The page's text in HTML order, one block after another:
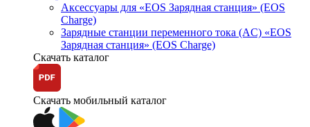
Аксессуары для «EOS Зарядная станция» (EOS
Charge)
Зарядные станции переменного тока (AC) «EOS
Зарядная станция» (EOS Charge)
Скачать каталог
Скачать мобильный каталог